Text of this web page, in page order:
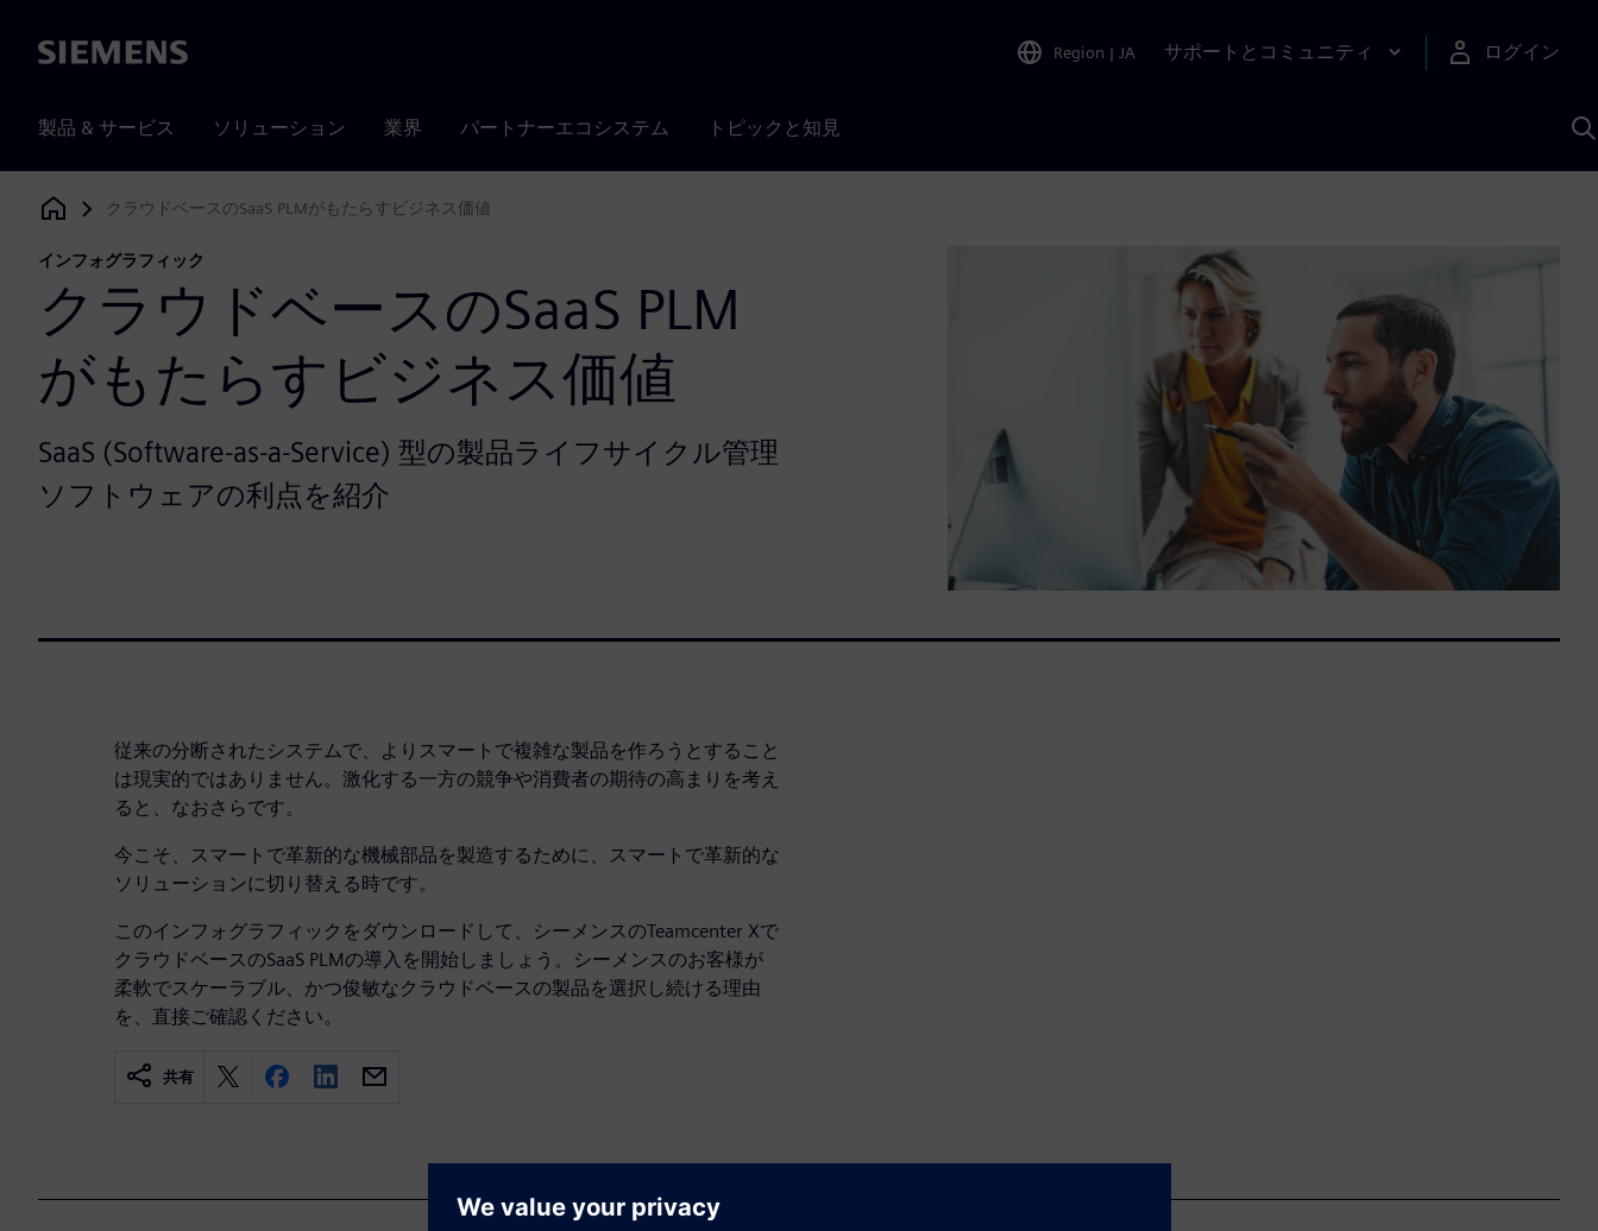
Siemens Region | JA サポートとコミュニティ ログイン
製品 & サービス ソリューション 業界 パートナーエコシステム トピックと知見
Siemens Digital Industries Software
クラウドベースのSaaS PLMがもたらすビジネス価値
インフォグラフィック
クラウドベースのSaaS PLM
がもたらすビジネス価値
SaaS (Software-as-a-Service) 型の製品ライフサイクル管理
ソフトウェアの利点を紹介
従来の分断されたシステムで、よりスマートで複雑な製品を作ろうとすること
は現実的ではありません。激化する一方の競争や消費者の期待の高まりを考え
ると、なおさらです。
今こそ、スマートで革新的な機械部品を製造するために、スマートで革新的な
ソリューションに切り替える時です。
このインフォグラフィックをダウンロードして、シーメンスのTeamcenter Xで
クラウドベースのSaaS PLMの導入を開始しましょう。シーメンスのお客様が
柔軟でスケーラブル、かつ俊敏なクラウドベースの製品を選択し続ける理由
を、直接ご確認ください。
共有